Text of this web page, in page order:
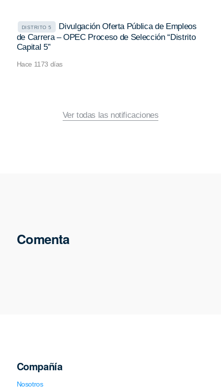
DISTRITO 5
Divulgación Oferta Pública de Empleos
de Carrera – OPEC Proceso de Selección “Distrito
Capital 5”
Hace 1173 días
Ver todas las notificaciones
Comenta
Compañía
Nosotros